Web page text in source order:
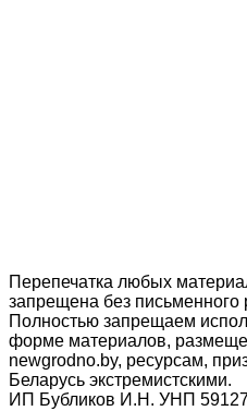
Перепечатка любых
запрещена без
Полностью запрещаем
форме материалов,
newgrodno.by, ресурсам,
Беларусь экстремистскими.
ИП Бубликов И.Н. УНП